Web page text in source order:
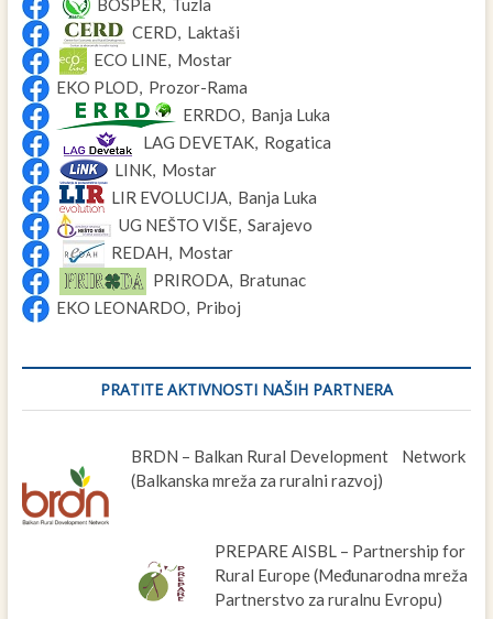
BOSPER, Tuzla
CERD, Laktaši
ECO LINE, Mostar
EKO PLOD, Prozor-Rama
ERRDO, Banja Luka
LAG DEVETAK, Rogatica
LINK, Mostar
LIR EVOLUCIJA, Banja Luka
UG NEŠTO VIŠE, Sarajevo
REDAH, Mostar
PRIRODA, Bratunac
EKO LEONARDO, Priboj
PRATITE AKTIVNOSTI NAŠIH PARTNERA
BRDN – Balkan Rural Development Network
(Balkanska mreža za ruralni razvoj)
PREPARE AISBL – Partnership for
Rural Europe (Međunarodna mreža
Partnerstvo za ruralnu Evropu)